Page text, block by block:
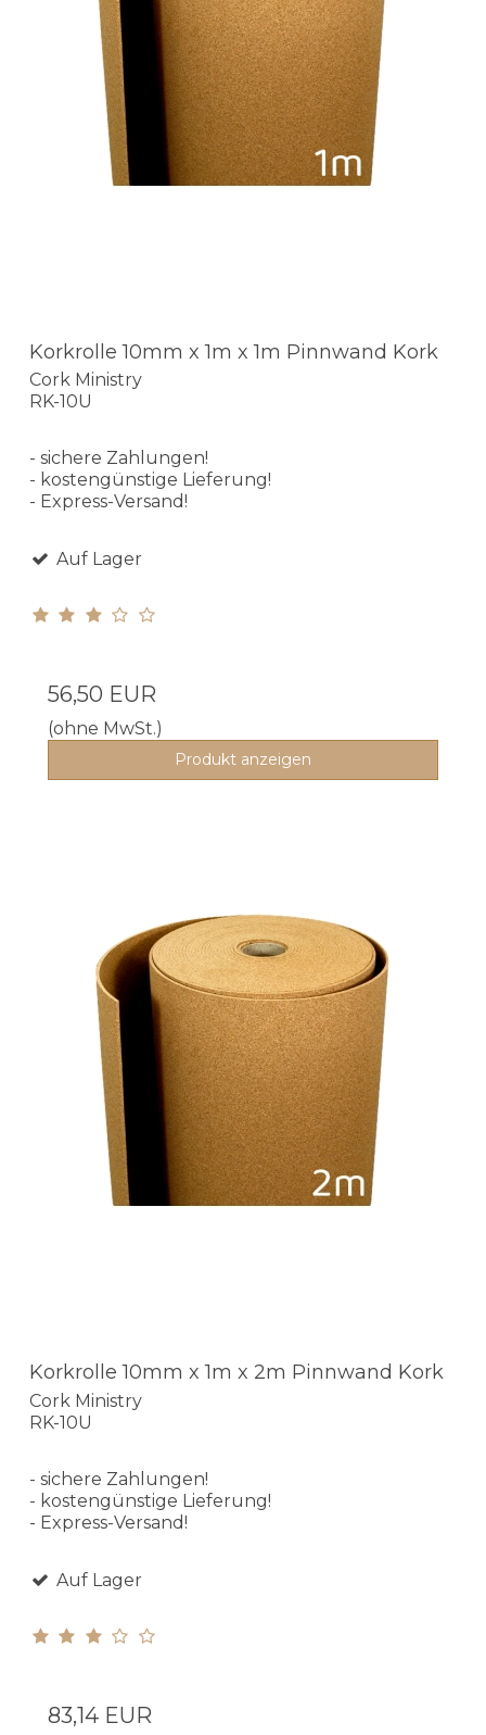
Korkrolle 10mm x 1m x 1m Pinnwand Kork
Cork Ministry
RK-10U
- sichere Zahlungen!
- kostengünstige Lieferung!
- Express-Versand!
Auf Lager
56,50 EUR
(ohne MwSt.)
Produkt anzeigen
Korkrolle 10mm x 1m x 2m Pinnwand Kork
Cork Ministry
RK-10U
- sichere Zahlungen!
- kostengünstige Lieferung!
- Express-Versand!
Auf Lager
83,14 EUR